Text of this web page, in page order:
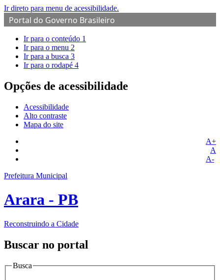
Ir direto para menu de acessibilidade.
Portal do Governo Brasileiro
Ir para o conteúdo 1
Ir para o menu 2
Ir para a busca 3
Ir para o rodapé 4
Opções de acessibilidade
Acessibilidade
Alto contraste
Mapa do site
A+
A
A-
Prefeitura Municipal
Arara - PB
Reconstruindo a Cidade
Buscar no portal
Busca